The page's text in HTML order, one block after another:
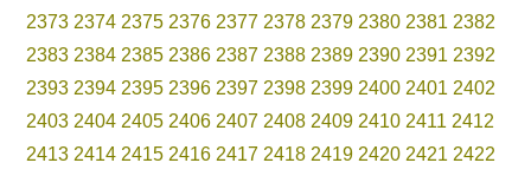
2373 2374 2375 2376 2377 2378 2379 2380 2381 2382
2383 2384 2385 2386 2387 2388 2389 2390 2391 2392
2393 2394 2395 2396 2397 2398 2399 2400 2401 2402
2403 2404 2405 2406 2407 2408 2409 2410 2411 2412
2413 2414 2415 2416 2417 2418 2419 2420 2421 2422